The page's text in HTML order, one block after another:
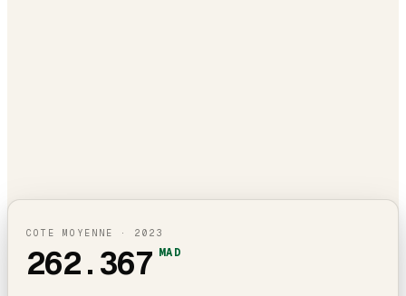
COTE MOYENNE · 2023
262.367 MAD